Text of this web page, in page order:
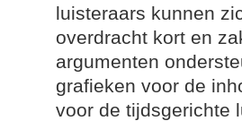
luisteraars kunnen
overdracht kort en
argumenten
grafieken voor de
voor de tijdsgerichte